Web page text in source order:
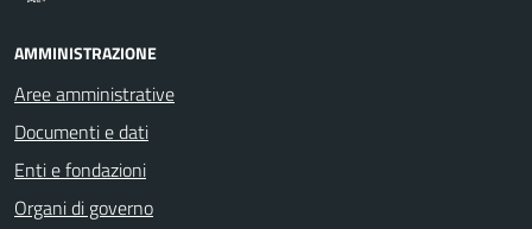
AMMINISTRAZIONE
Aree amministrative
Documenti e dati
Enti e fondazioni
Organi di governo